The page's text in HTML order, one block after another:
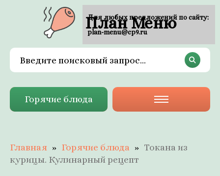
План Меню
Горячие блюда
Главная Горячие блюда
Токана из
курицы. Кулинарный рецепт
Для любых предложений по сайту:
plan-menu@cp9.ru